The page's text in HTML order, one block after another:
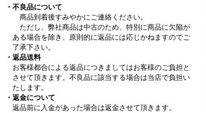
・不良品について
商品到着後すみやかにご連絡ください。
ただし、弊社商品は中古のため、特別に商品に欠陥が
ある場合を除き、原則的に返品には応じかねますのでご
了承下さい。
・返品送料
お客様都合による返品につきましてはお客様のご負担と
させて頂きます。不良品に該当する場合は当店で負担い
たします。
・返金について
返品前に入金があった場合は返金させて頂きます。